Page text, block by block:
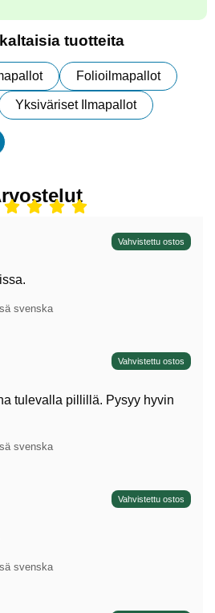
tuotteita
Folioilmapallot
Yksiväriset Ilmapallot
Vahvistettu ostos
svenska
Vahvistettu ostos
tulevalla pillillä. Pysyy hyvin
svenska
Vahvistettu ostos
svenska